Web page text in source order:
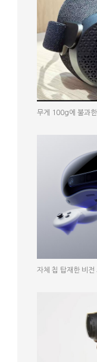
무게 100g에 불과
자체 칩 탑재한 비전